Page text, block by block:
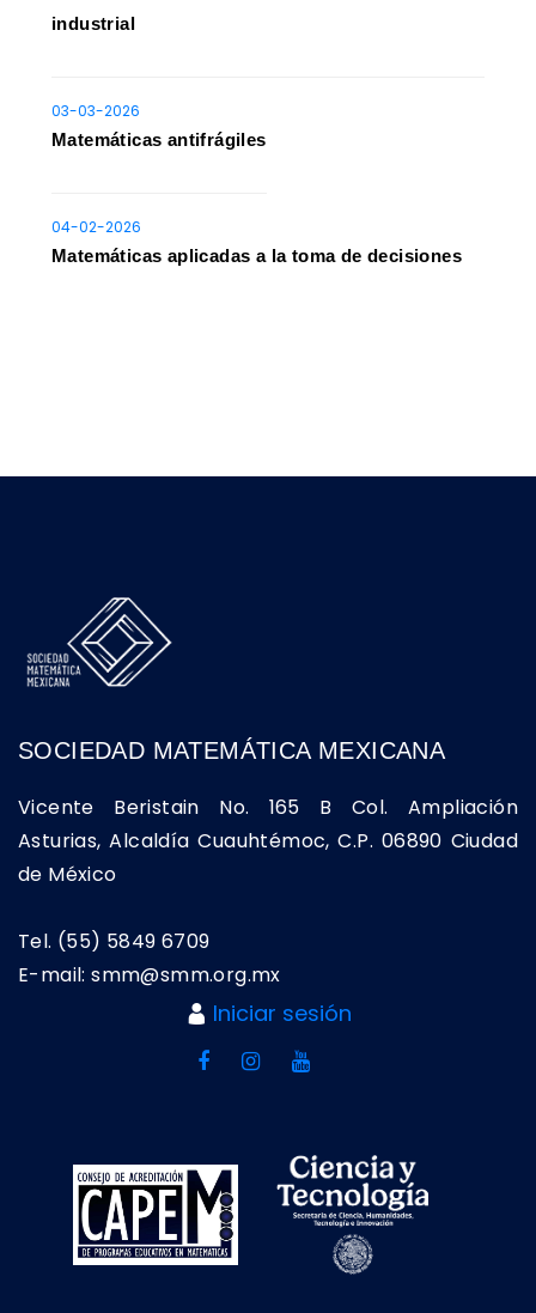
industrial
03-03-2026
Matemáticas antifrágiles
04-02-2026
Matemáticas aplicadas a la toma de decisiones
SOCIEDAD MATEMÁTICA MEXICANA
Vicente Beristain No. 165 B Col. Ampliación
Asturias, Alcaldía Cuauhtémoc, C.P. 06890 Ciudad
de México
Tel. (55) 5849 6709
E-mail: smm@smm.org.mx
Iniciar sesión